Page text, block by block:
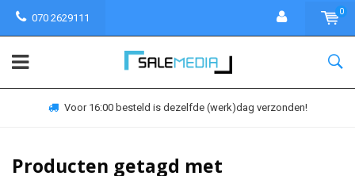
070 2629111
0
Voor 16:00 besteld is dezelfde (werk)dag verzonden!
Producten getagd met